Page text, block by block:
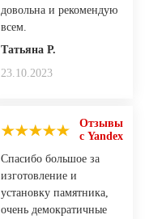
довольна и рекомендую
всем.
Татьяна Р.
23.10.2023
Отзывы
с Yandex
Спасибо большое за
изготовление и
установку памятника,
очень демократичные